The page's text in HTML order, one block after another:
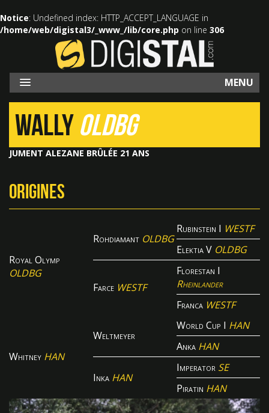
Notice: Undefined index: HTTP_ACCEPT_LANGUAGE in
/home/web/digistal3/_www_/lib/core.php on line 306
MENU
WALLY OLDBG
JUMENT ALEZANE BRÛLÉE 21 ANS
ORIGINES
Royal Olymp
OLDBG
Rohdiamant OLDBG
Rubinstein I WESTF
Elektia V OLDBG
Farce WESTF
Florestan I
Rheinlander
Franca WESTF
Whitney HAN
Weltmeyer
World Cup I HAN
Anka HAN
Inka HAN
Imperator SE
Piratin HAN